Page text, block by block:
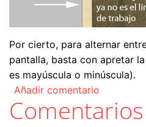
Por cierto, para alternar
pantalla, basta con apretar
es mayúscula o minúscula).
Añadir comentario
Comentarios